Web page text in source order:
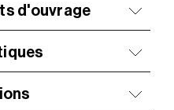
d'ouvrage